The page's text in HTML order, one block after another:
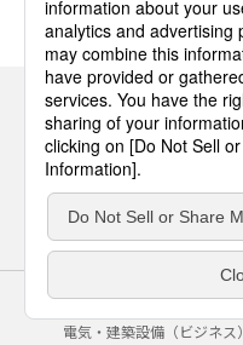
サイトのご利用にあたって
電気・建築設備（ビジネス）